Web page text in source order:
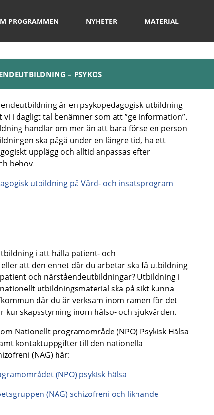
PROGRAMMEN NYHETER MATERIAL
– PSYKOS
är en psykopedagogisk utbildning
vi i dagligt tal benämner som att ”ge information”.
handlar om mer än att bara förse en person
ska pågå under en längre tid, ha ett
upplägg och alltid anpassas efter
behov.
utbildning på Vård- och insatsprogram
i att hålla patient- och
att den enhet där du arbetar ska få utbildning
och närståendeutbildningar? Utbildning i
utbildningsmaterial ska på sikt kunna
där du är verksam inom ramen för det
kunskapsstyrning inom hälso- och sjukvården.
Nationellt programområde (NPO) Psykisk Hälsa
kontaktuppgifter till den nationella
(NAG) här:
(NPO) psykisk hälsa
(NAG) schizofreni och liknande